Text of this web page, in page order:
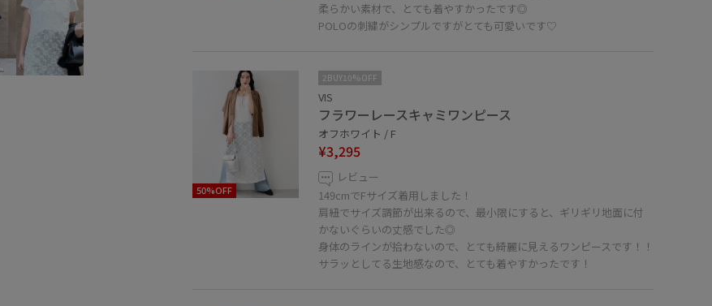
柔らかい素材で、とても着やすかったです◎
POLOの刺繍がシンプルですがとても可愛いです♡
50%OFF
2BUY10%OFF
VIS
フラワーレースキャミワンピース
オフホワイト / F
¥3,295
レビュー
149cmでFサイズ着用しました！
肩紐でサイズ調節が出来るので、最小限にすると、ギリギリ地面に付
かないぐらいの丈感でした◎
身体のラインが拾わないので、とても綺麗に見えるワンピースです！！
サラッとしてる生地感なので、とても着やすかったです！